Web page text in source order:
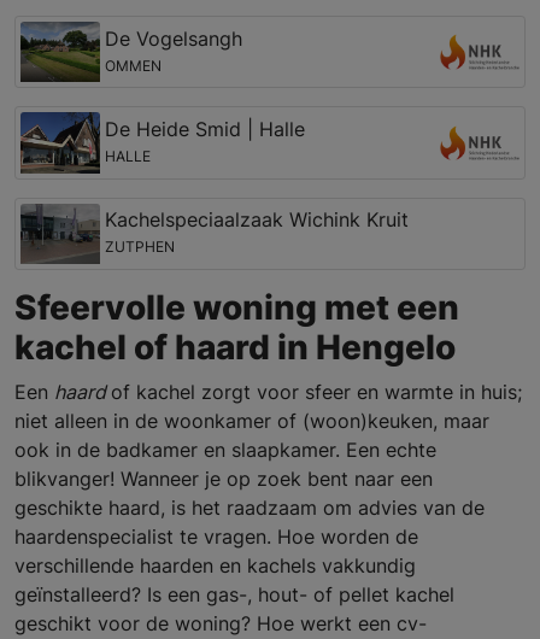
De Vogelsangh
OMMEN
De Heide Smid | Halle
HALLE
Kachelspeciaalzaak Wichink Kruit
ZUTPHEN
Sfeervolle woning met een
kachel of haard in Hengelo
Een haard of kachel zorgt voor sfeer en warmte in huis;
niet alleen in de woonkamer of (woon)keuken, maar
ook in de badkamer en slaapkamer. Een echte
blikvanger! Wanneer je op zoek bent naar een
geschikte haard, is het raadzaam om advies van de
haardenspecialist te vragen. Hoe worden de
verschillende haarden en kachels vakkundig
geïnstalleerd? Is een gas-, hout- of pellet kachel
geschikt voor de woning? Hoe werkt een cv-